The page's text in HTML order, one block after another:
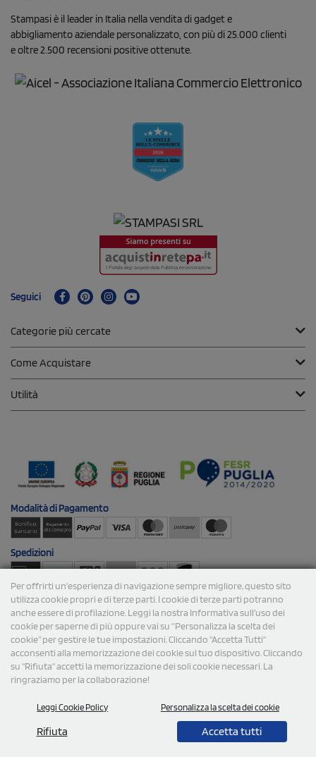
Per offrirti un'esperienza di navigazione sempre migliore, questo sito
utilizza cookie propri e di terze parti. I cookie di terze parti potranno
anche essere di profilazione. Leggi la nostra Informativa sull’uso dei
cookie per saperne di più oppure vai su “Personalizza la scelta dei
cookie” per gestire le tue impostazioni. Cliccando "Accetta Tutti"
acconsenti alla memorizzazione dei cookie sul tuo dispositivo. Cliccando
su "Rifiuta" accetti la memorizzazione dei soli cookie necessari. La
ringraziamo per la collaborazione!
Leggi Cookie Policy Personalizza la scelta dei cookie
Rifiuta Accetta tutti
0,00
Stampasi è il leader in Italia nella vendita di gadget e
abbigliamento aziendale personalizzato, con più di 25.000 clienti
e oltre 2.500 recensioni positive ottenute.
Seguici
Categorie più cercate
Come Acquistare
Utilità
Modalità diPagamento
Spedizioni
© 2026 StampaSi s.r.l. TUTTI I DIRITTI SONO RISERVATI -
P.Iva/C.F. 09734470967 - N° Rea MI-2110632